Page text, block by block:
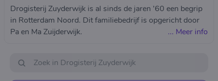
Drogisterij Zuyderwijk is al sinds de jaren ’60 een begrip
in Rotterdam Noord. Dit familiebedrijf is opgericht door
Pa en Ma Zuijderwijk.
... Meer info